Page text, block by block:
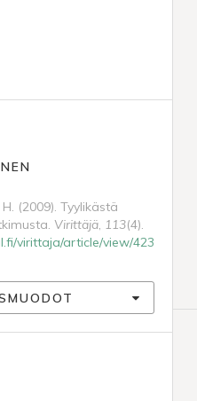
(2009). Tyylikästä
Virittäjä, 113(4).
virittaja/article/view/423